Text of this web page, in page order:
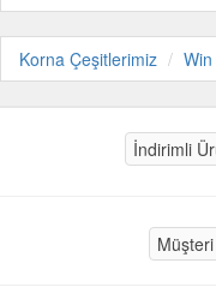
Korna Çeşitlerimiz
İndirimli